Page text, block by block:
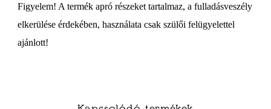
Figyelem! A termék apró részeket tartalmaz, a fulladásveszély
elkerülése érdekében, használata csak szülői felügyelettel
ajánlott!